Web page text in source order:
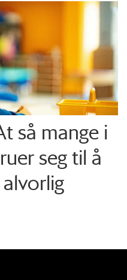
så mange i
seg til å